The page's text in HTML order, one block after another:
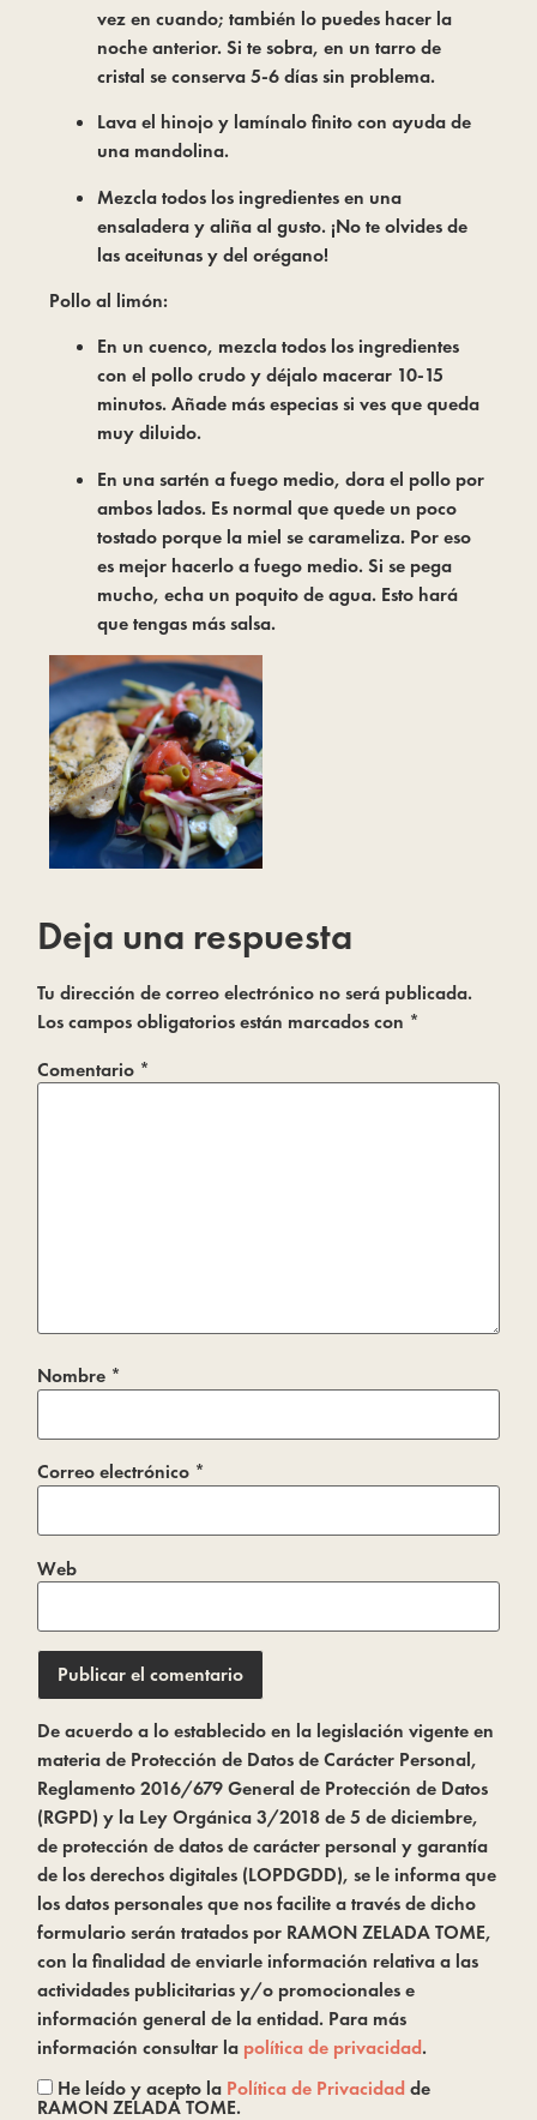
vez en cuando; también lo puedes hacer la
noche anterior. Si te sobra, en un tarro de
cristal se conserva 5-6 días sin problema.
Lava el hinojo y lamínalo finito con ayuda de
una mandolina.
Mezcla todos los ingredientes en una
ensaladera y aliña al gusto. ¡No te olvides de
las aceitunas y del orégano!
Pollo al limón:
En un cuenco, mezcla todos los ingredientes
con el pollo crudo y déjalo macerar 10-15
minutos. Añade más especias si ves que queda
muy diluido.
En una sartén a fuego medio, dora el pollo por
ambos lados. Es normal que quede un poco
tostado porque la miel se carameliza. Por eso
es mejor hacerlo a fuego medio. Si se pega
mucho, echa un poquito de agua. Esto hará
que tengas más salsa.
Deja una respuesta
Tu dirección de correo electrónico no será publicada.
Los campos obligatorios están marcados con *
Comentario *
Nombre *
Correo electrónico *
Web
De acuerdo a lo establecido en la legislación vigente en
materia de Protección de Datos de Carácter Personal,
Reglamento 2016/679 General de Protección de Datos
(RGPD) y la Ley Orgánica 3/2018 de 5 de diciembre,
de protección de datos de carácter personal y garantía
de los derechos digitales (LOPDGDD), se le informa que
los datos personales que nos facilite a través de dicho
formulario serán tratados por RAMON ZELADA TOME,
con la finalidad de enviarle información relativa a las
actividades publicitarias y/o promocionales e
información general de la entidad. Para más
información consultar la política de privacidad.
He leído y acepto la Política de Privacidadde
RAMON ZELADA TOME.